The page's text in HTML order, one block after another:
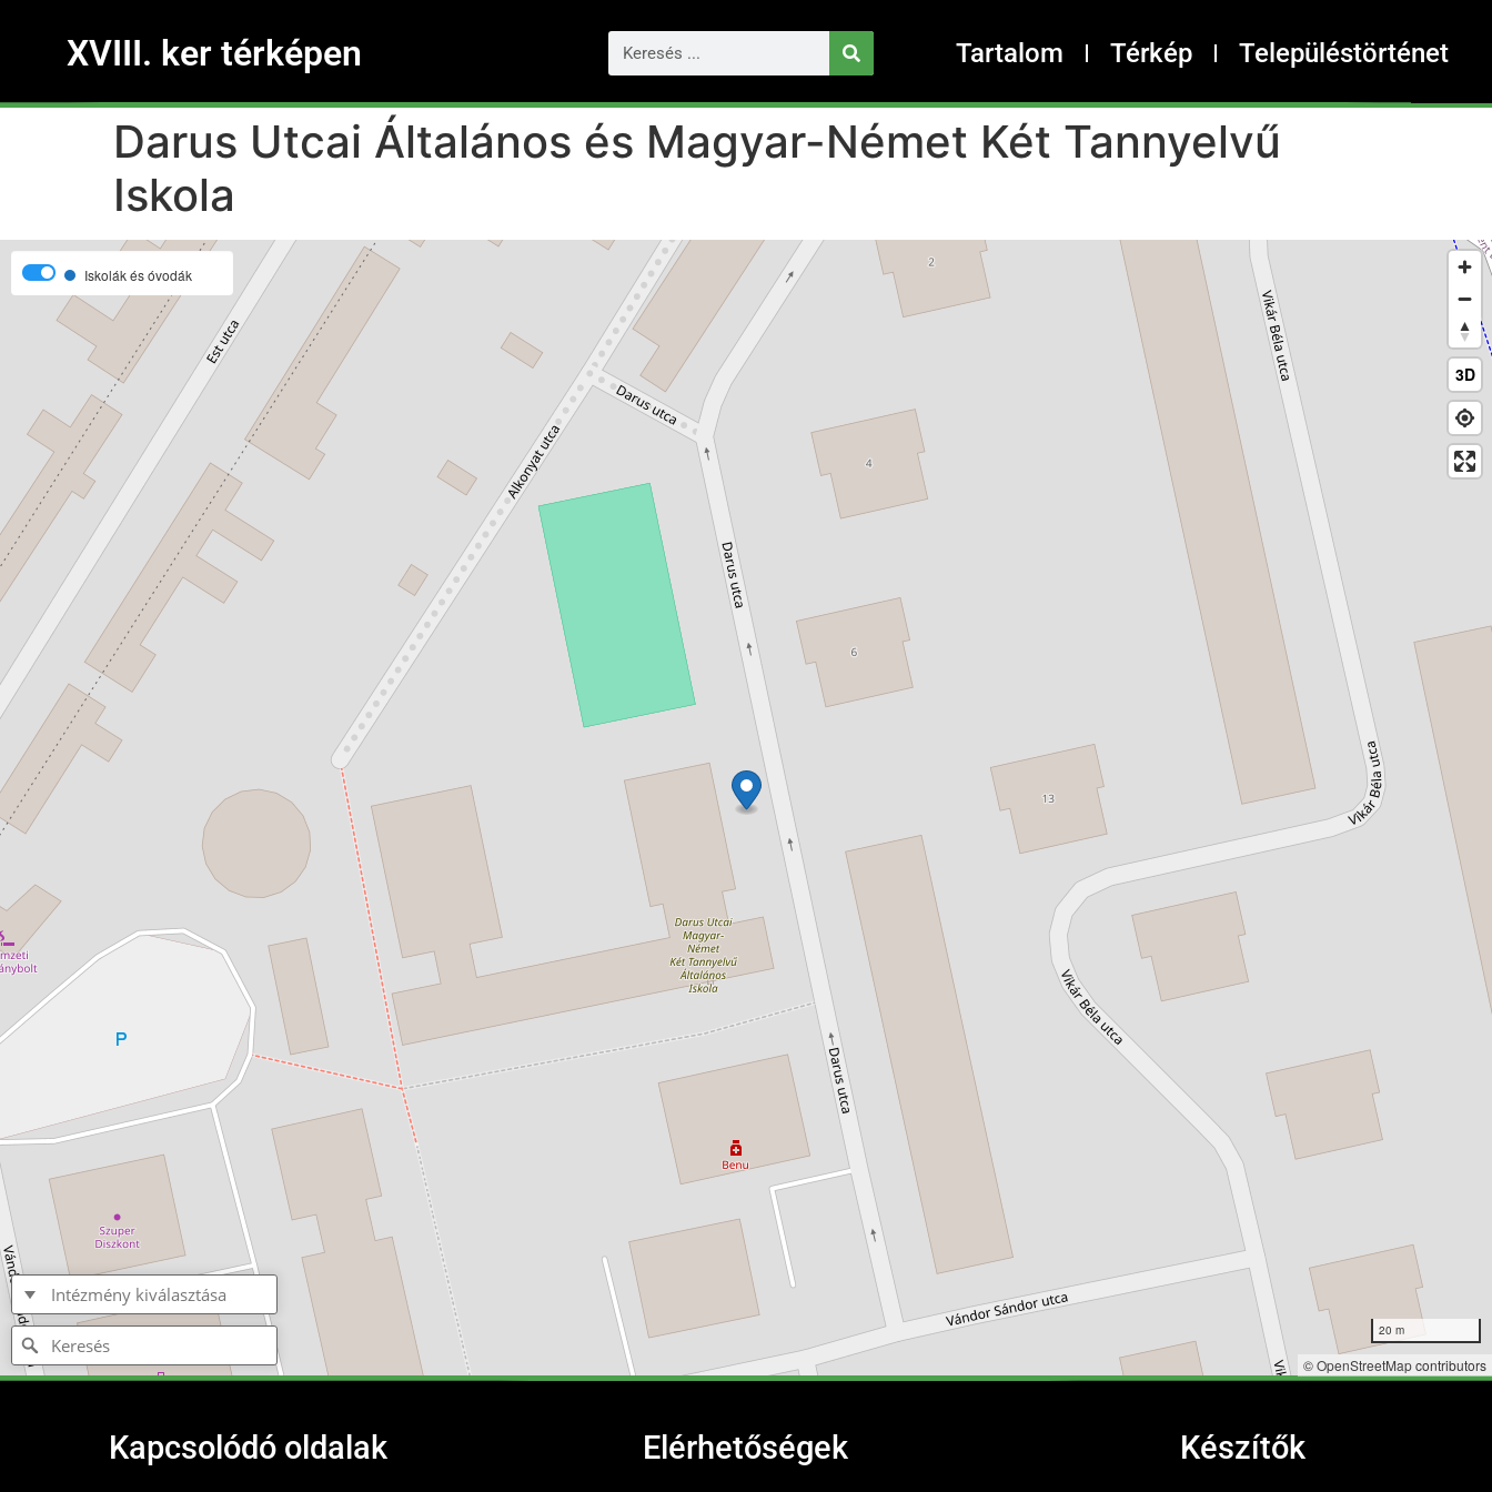
XVIII. ker térképen Tartalom Térkép Településtörténet
Darus Utcai Általános és Magyar-Német Két Tannyelvű
Iskola
Iskolák és óvodák
20 m
©OpenStreetMapcontributors
Kapcsolódó oldalak Elérhetőségek Készítők